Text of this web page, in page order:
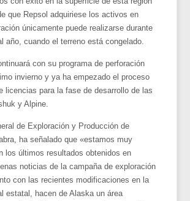
que Repsol adquiriese los activos en
únicamente puede realizarse durante
año, cuando el terreno está congelado.
con su programa de perforación
invierno y ya ha empezado el proceso
licencias para la fase de desarrollo de las
y Alpine.
de Exploración y Producción de
ha señalado que «estamos muy
los últimos resultados obtenidos en
noticias de la campaña de exploración
con las recientes modificaciones en la
estatal, hacen de Alaska un área